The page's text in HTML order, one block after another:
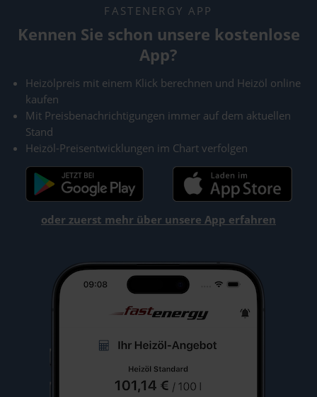
FASTENERGY APP
Kennen Sie schon unsere kostenlose
App?
Heizölpreis mit einem Klick berechnen und Heizöl online
kaufen
Mit Preisbenachrichtigungen immer auf dem aktuellen
Stand
Heizöl-Preisentwicklungen im Chart verfolgen
oder zuerst mehr über unsere App erfahren